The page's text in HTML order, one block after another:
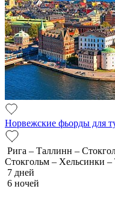
Норвежские фьорды для
Рига – Таллинн –
Стокгольм – Хельсинки
7 дней
6 ночей